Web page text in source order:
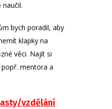
bych poradil, aby
klapky na
věci. Najít si
mentora a
vzdělání